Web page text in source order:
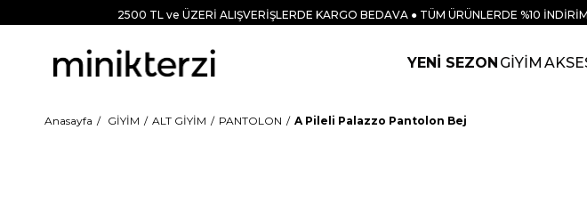
2500 TL ve ÜZERİ ALIŞVERİŞLERDE KARGO BEDAVA ● TÜM ÜRÜNLERDE %10
YENİ SEZON GİYİM
Anasayfa GİYİM ALT GİYİM PANTOLON
A Pileli Palazzo Pantolon Bej